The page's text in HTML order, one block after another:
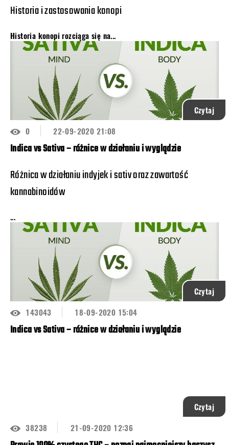
Historia i zastosowania konopi
Historia konopirozciąga się na...
Czytaj
0
22-09-2020 21:08
Indica vs Sativa – różnice w działaniu i wyglądzie
Różnica w działaniu indyjek i sativ oraz zawartość
kannabinoidów
...
Czytaj
143043
18-09-2020 15:04
Indica vs Sativa – różnice w działaniu i wyglądzie
Czytaj
38238
21-09-2020 12:36